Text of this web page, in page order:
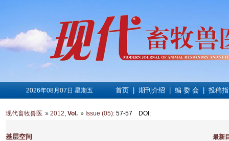
2026年08月07日 星期五 首页 期刊介绍 编 委 会 投稿
现代畜牧兽医 2012, Vol. Issue (05): 57-57 DOI :
基层空间 最新